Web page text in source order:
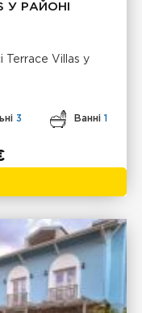
У РАЙОНІ
Terrace Villas у
3 Ванні 1